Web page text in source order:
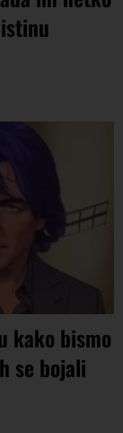
kako bismo
se bojali